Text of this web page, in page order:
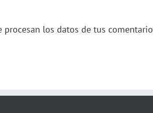
procesan los datos de tus